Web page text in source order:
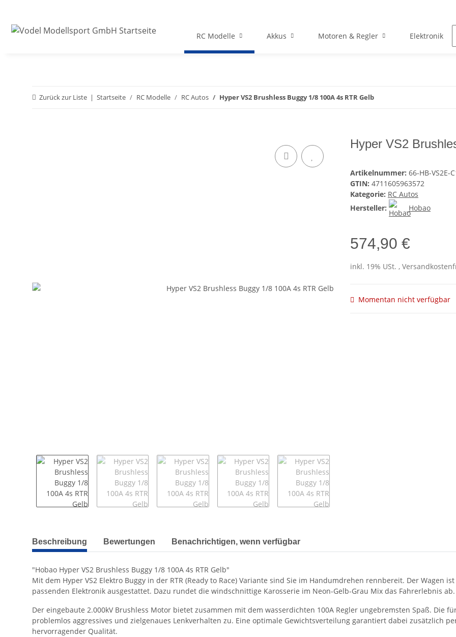
RC Modelle Akkus Motoren & Regler Elektronik
Zurück zur Liste Startseite RC Modelle RC Autos Hyper VS2 Brushless Buggy 1/8 100A 4s RTR Gelb
Hyper VS2
Artikelnummer: 66-HB-VS2E-
GTIN: 4711605963572
Kategorie: RC Autos
Hersteller:
Hobao
574,90 €
inkl. 19% USt. ,
Momentan nicht verfügbar
weitere Registerkarten anzeigen
Beschreibung Bewertungen Benachrichtigen, wenn verfügbar
"Hobao Hyper VS2 Brushless Buggy 1/8 100A 4s RTR Gelb"
Mit dem Hyper VS2 Elektro Buggy in der RTR (Ready to Race) Variante sind Sie im Handumdrehen rennbereit. Der
passenden Elektronik ausgestattet. Dazu rundet die windschnittige Karosserie im Neon-Gelb-Grau Mix das Fahrerlebnis ab.
Der eingebaute 2.000kV Brushless Motor bietet zusammen mit dem wasserdichten 100A Regler ungebremsten Spaß. Die
problemlos aggressives und zielgenaues Lenkverhalten zu. Eine optimale Gewichtsverteilung garantiert dabei zusätzlich
hervorragender Qualität.